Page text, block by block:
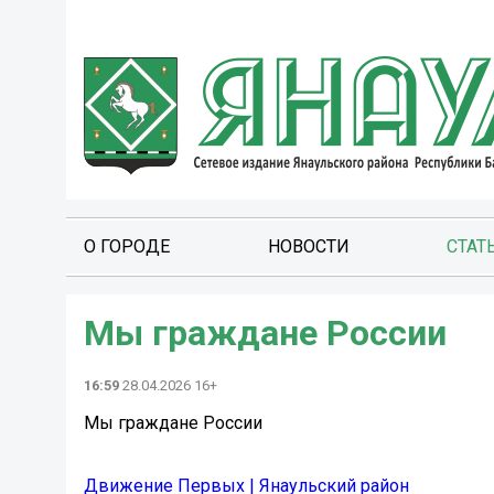
О ГОРОДЕ НОВОСТИ
Мы граждане России
16:59 28.04.2026 16+
Мы граждане России
Движение Первых | Янаульский район